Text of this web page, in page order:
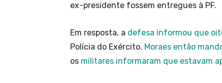
ex-presidente fossem entregues à PF.
Em resposta, a defesa informou que
Polícia do Exército. Moraes então
os militares informaram que estavam